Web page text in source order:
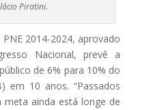
Piratini.
2014-2024, aprovado
Nacional, prevê a
de 6% para 10% do
em 10 anos. “Passados
meta ainda está longe de